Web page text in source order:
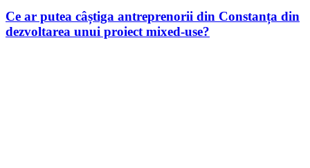
Ce ar putea câștiga antreprenorii din Constanța din
dezvoltarea unui proiect mixed-use?